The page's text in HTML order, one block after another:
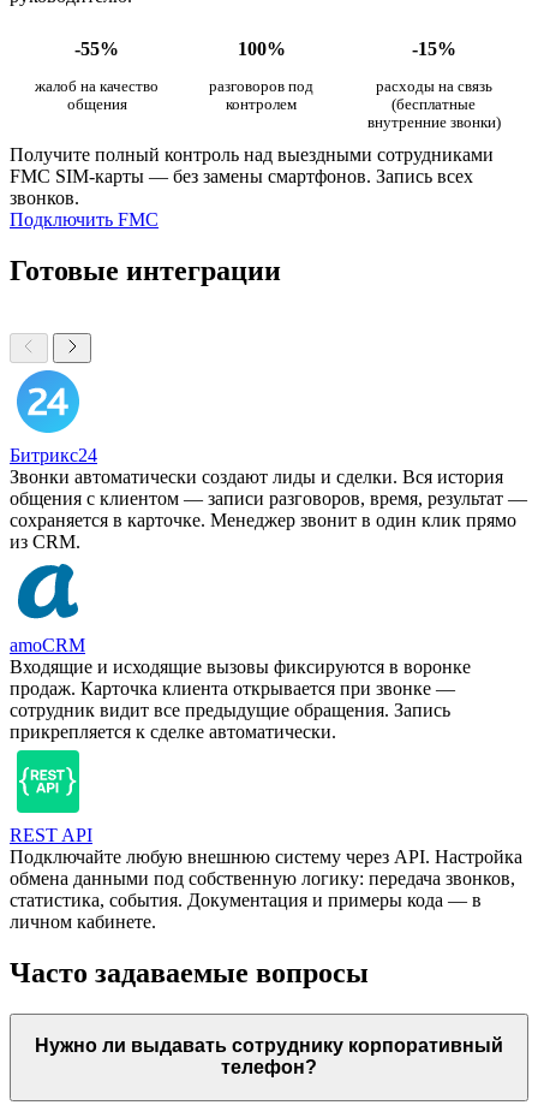
-55% 100% -15%
жалоб на качество
общения
разговоров под
контролем
расходы на связь
(бесплатные
внутренние звонки)
Получите полный контроль над выездными сотрудниками
FMC SIM-карты — без замены смартфонов. Запись всех
звонков.
Подключить FMC
Готовые интеграции
Битрикс24
Звонки автоматически создают лиды и сделки. Вся история
общения с клиентом — записи разговоров, время, результат —
сохраняется в карточке. Менеджер звонит в один клик прямо
из CRM.
amoCRM
Входящие и исходящие вызовы фиксируются в воронке
продаж. Карточка клиента открывается при звонке —
сотрудник видит все предыдущие обращения. Запись
прикрепляется к сделке автоматически.
REST API
Подключайте любую внешнюю систему через API. Настройка
обмена данными под собственную логику: передача звонков,
статистика, события. Документация и примеры кода — в
личном кабинете.
Часто задаваемые вопросы
Нужно ли выдавать сотруднику корпоративный
телефон?